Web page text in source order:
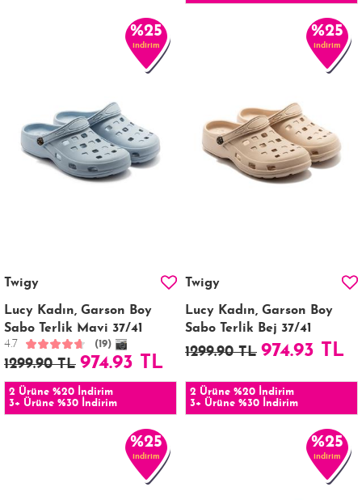
%25
indirim
Twigy
Lucy Kadın, Garson Boy
Sabo Terlik Mavi 37/41
4.7 (19)
1299.90 TL 974.93 TL
2 Ürüne %20 İndirim
3+ Ürüne %30 İndirim
%25
indirim
Twigy
Lucy Kadın, Garson Boy
Sabo Terlik Bej 37/41
1299.90 TL 974.93 TL
2 Ürüne %20 İndirim
3+ Ürüne %30 İndirim
%25
indirim
%25
indirim